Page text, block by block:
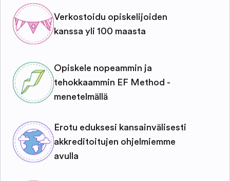
Verkostoidu opiskelijoiden
kanssa yli 100 maasta
Opiskele nopeammin ja
tehokkaammin EF Method -
menetelmällä
Erotu eduksesi kansainvälisesti
akkreditoitujen ohjelmiemme
avulla